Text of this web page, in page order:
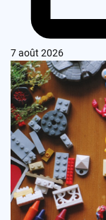
7 août 2026